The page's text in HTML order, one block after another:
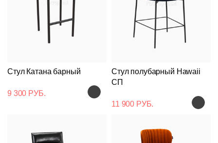
Стул Катана барный
9 300 РУБ.
Стул полубарный Hawaii
СП
11 900 РУБ.